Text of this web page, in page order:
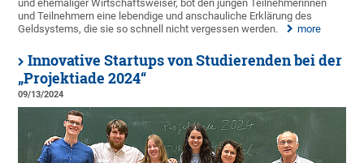
und ehemaliger Wirtschaftsweiser, bot den jungen Teilnehmerinnen
und Teilnehmern eine lebendige und anschauliche Erklärung des
Geldsystems, die sie so schnell nicht vergessen werden.
more
Innovative Startups von Studierenden bei der
„Projektiade 2024“
09/13/2024